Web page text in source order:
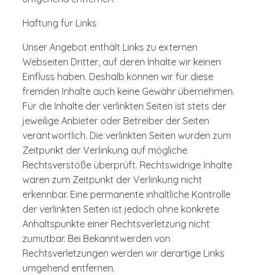
Haftung für Links
Unser Angebot enthält Links zu externen
Webseiten Dritter, auf deren Inhalte wir keinen
Einfluss haben. Deshalb können wir für diese
fremden Inhalte auch keine Gewähr übernehmen.
Für die Inhalte der verlinkten Seiten ist stets der
jeweilige Anbieter oder Betreiber der Seiten
verantwortlich. Die verlinkten Seiten wurden zum
Zeitpunkt der Verlinkung auf mögliche
Rechtsverstöße überprüft. Rechtswidrige Inhalte
waren zum Zeitpunkt der Verlinkung nicht
erkennbar. Eine permanente inhaltliche Kontrolle
der verlinkten Seiten ist jedoch ohne konkrete
Anhaltspunkte einer Rechtsverletzung nicht
zumutbar. Bei Bekanntwerden von
Rechtsverletzungen werden wir derartige Links
umgehend entfernen.